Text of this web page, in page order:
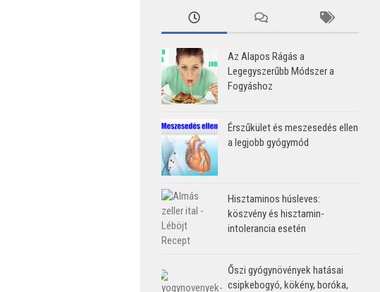
Az Alapos Rágás a
Legegyszerűbb Módszer a
Fogyáshoz
Érszűkület és meszesedés ellen
a legjobb gyógymód
Hisztaminos húsleves:
köszvény és hisztamin-
intolerancia esetén
Őszi gyógynövények hatásai
csipkebogyó, kökény, boróka,